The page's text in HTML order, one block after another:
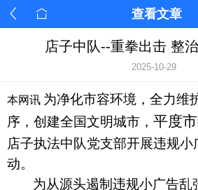
店子中队--重拳出击 整
2025-10-29
本网讯 为净化市容环境， 全力维
序 ， 创建全国文明城市， 平度
店子执法中队党支部开展违规小
动。
为从源头遏制违规小广告乱
查看文章